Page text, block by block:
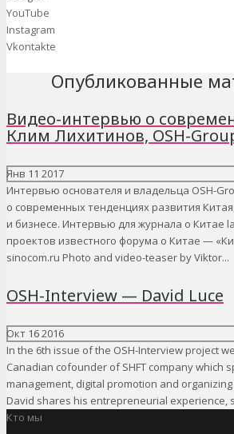
YouTube
Instagram
Vkontakte
Опубликованные
Видео-интервью о
Клим Лихитинов, OSH-
Янв 11 2017
Интервью основателя и владельца OSH-
о современных тенденциях развития
и бизнесе. Интервью для журнала о Китае
проектов известного форума о Китае —
sinocom.ru Photo and video-teaser by Viktor...
OSH-Interview — David Luce
Окт 162016
In the 6th issue of the OSH-Interview project
Canadian cofounder of SHFT company which
management, digital promotion and
David shares his entrepreneurial experience,
Кто мы